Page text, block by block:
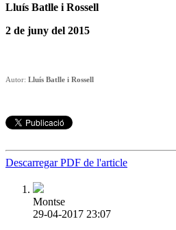
Lluís Batlle i Rossell
2 de juny del 2015
Autor: Lluís Batlle i Rossell
Descarregar PDF de l'article
Montse
29-04-2017 23:07